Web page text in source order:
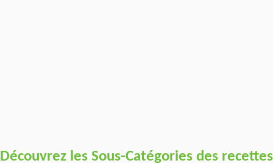
Découvrez les Sous-Catégories des recettes